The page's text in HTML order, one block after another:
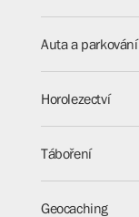
Auta a parkování
Horolezectví
Táboření
Geocaching